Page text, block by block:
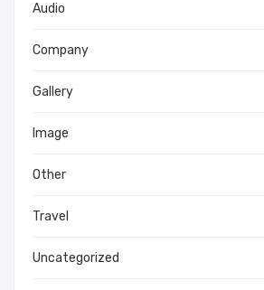
Audio
Company
Gallery
Image
Other
Travel
Uncategorized